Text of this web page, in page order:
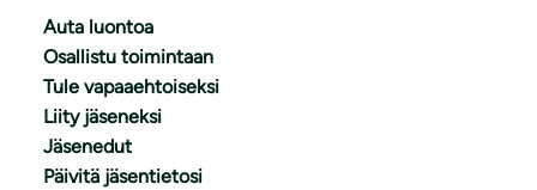
Auta luontoa
Osallistu toimintaan
Tule vapaaehtoiseksi
Liity jäseneksi
Jäsenedut
Päivitä jäsentietosi